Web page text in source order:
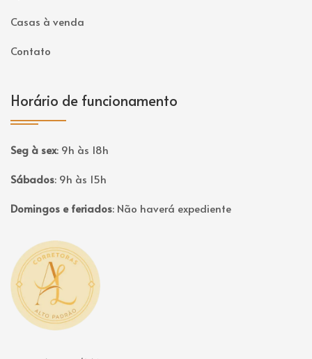
Casas à venda
Contato
Horário de funcionamento
Seg à sex: 9h às 18h
Sábados: 9h às 15h
Domingos e feriados: Não haverá expediente
Página inicial